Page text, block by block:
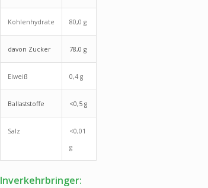
Kohlenhydrate 80,0 g
davon Zucker 78,0 g
Eiweiß 0,4 g
Ballaststoffe <0,5 g
Salz
<0,01
g
Inverkehrbringer: